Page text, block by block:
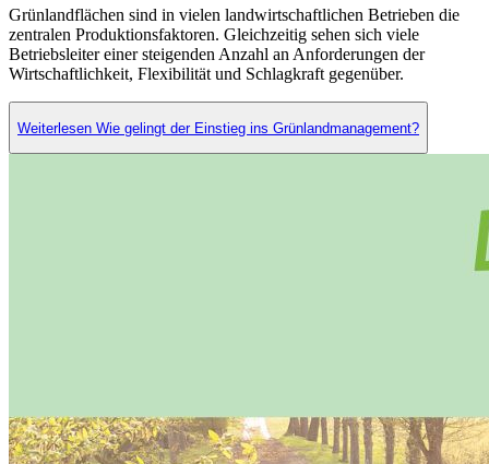
Grünlandflächen sind in vielen landwirtschaftlichen Betrieben die
zentralen Produktionsfaktoren. Gleichzeitig sehen sich viele
Betriebsleiter einer steigenden Anzahl an Anforderungen der
Wirtschaftlichkeit, Flexibilität und Schlagkraft gegenüber.
Weiterlesen Wie gelingt der Einstieg ins Grünlandmanagement?